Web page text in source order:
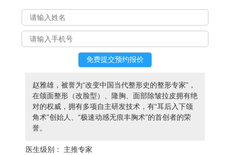
赵雅雄，被誉为“改变中国当代整形史的整形专家”，
在颌面整形（改脸型）、隆胸、面部除皱拉皮拥有绝
对的权威，拥有多项自主研发技术，有“耳后入下颌
角术”创始人、“极速动感无痕丰胸术”的首创者的荣
誉。
医生级别：
主推专家